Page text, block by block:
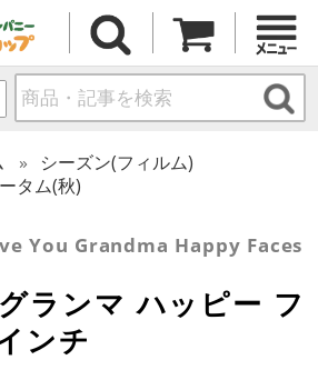
シーズン(フィルム)
タム(秋)
You Grandma Happy Faces
ランマ ハッピー フ
ンチ